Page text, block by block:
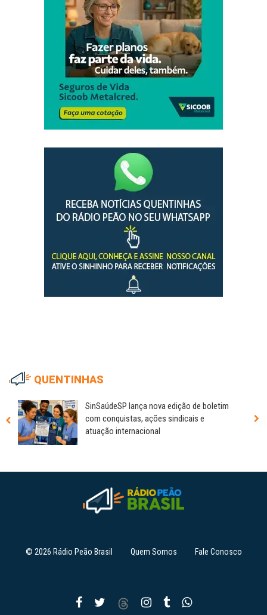
QUENTINHAS
SinSaúdeSP lança nova edição de boletim
com conquistas, ações sindicais e
atuação internacional
© 2026 Rádio Peão Brasil Quem Somos Fale Conosco